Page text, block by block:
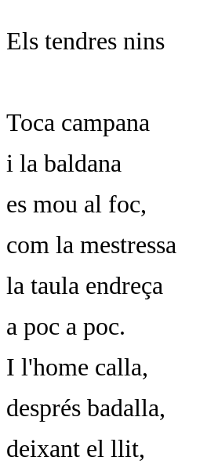
Els tendres nins
Toca campana
i la baldana
es mou al foc,
com la mestressa
la taula endreça
a poc a poc.
I l'home calla,
després badalla,
deixant el llit,